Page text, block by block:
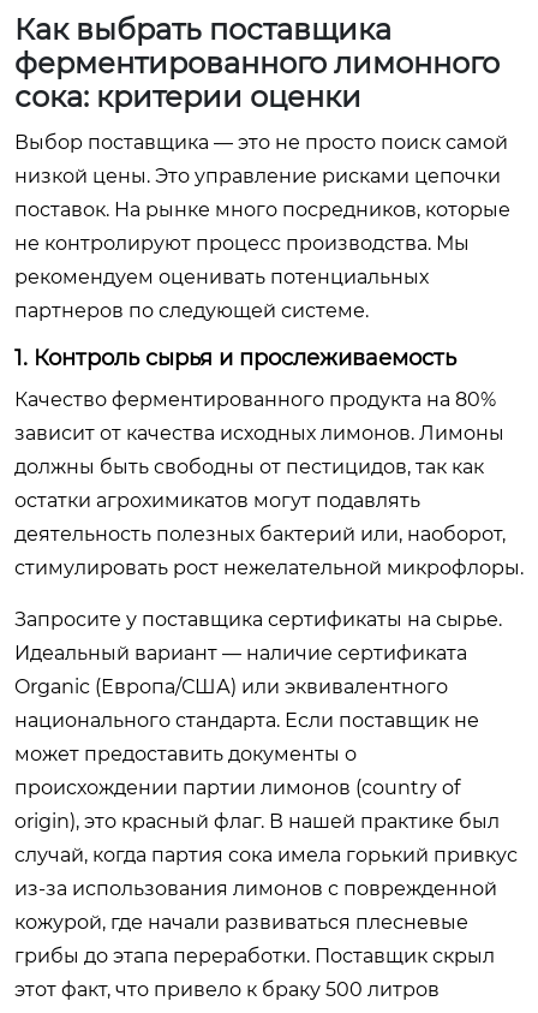
Как выбрать поставщика
ферментированного лимонного
сока: критерии оценки
Выбор поставщика — это не просто поиск самой
низкой цены. Это управление рисками цепочки
поставок. На рынке много посредников, которые
не контролируют процесс производства. Мы
рекомендуем оценивать потенциальных
партнеров по следующей системе.
1. Контроль сырья и прослеживаемость
Качество ферментированного продукта на 80%
зависит от качества исходных лимонов. Лимоны
должны быть свободны от пестицидов, так как
остатки агрохимикатов могут подавлять
деятельность полезных бактерий или, наоборот,
стимулировать рост нежелательной микрофлоры.
Запросите у поставщика сертификаты на сырье.
Идеальный вариант — наличие сертификата
Organic (Европа/США) или эквивалентного
национального стандарта. Если поставщик не
может предоставить документы о
происхождении партии лимонов (country of
origin), это красный флаг. В нашей практике был
случай, когда партия сока имела горький привкус
из-за использования лимонов с поврежденной
кожурой, где начали развиваться плесневые
грибы до этапа переработки. Поставщик скрыл
этот факт, что привело к браку 500 литров